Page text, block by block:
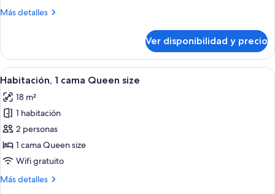
size
Más detalles
Más
1
cama
King
(View)
Ver disponibilidad y precio
Ver
todas
las
fotos
de
Habitación,
1
Queen
Habitación de hotel con una cama
11
Habitación, 1 cama Queen size
18 m²
1 habitación
2 personas
1 cama Queen size
Wifi gratuito
Más detalles
Más